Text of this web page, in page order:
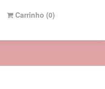
Carrinho (0)